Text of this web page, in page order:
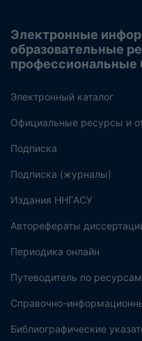
Электронные
образовательные
профессиональные
Электронный каталог
Официальные ресурсы и
Подписка
Подписка (журналы)
Издания ННГАСУ
Авторефераты
Периодика онлайн
Путеводитель по
Справочно-
Библиографические